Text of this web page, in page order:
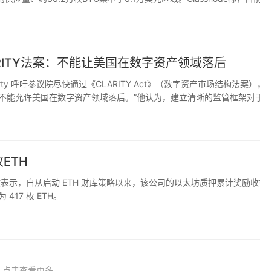
法案：不能让美国在数字资产领域落后
呼吁参议院尽快通过《CLARITY Act》（数字资产市场结构法案）
允许美国在数字资产领域落后。”他认为，建立清晰的监管框架对
，自从启动 ETH 财库策略以来，该公司的以太坊质押累计奖励
417 枚 ETH。